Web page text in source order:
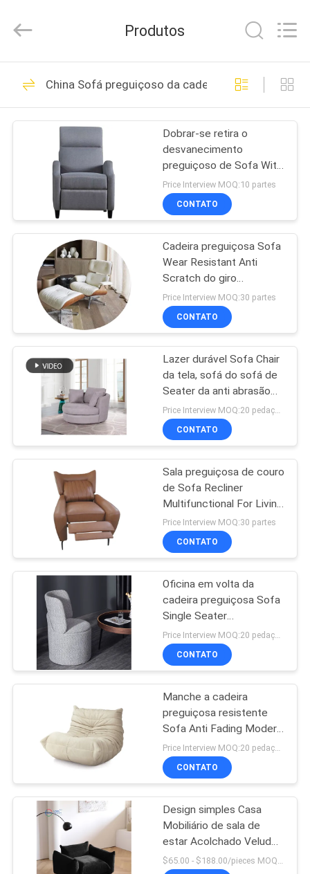
CASA
PRODUTOS
VÍDEOS
SOBRE
NÓS
EXCURSÃO
FÁBRICA
CONTROLE
QUALIDADE
CONTATO
NOTÍCIA
CASOS
PEÇA
UMAS
CITAÇÕES
POLÍTICA
PRIVACIDADE
Furniture
Limited.
Reserved.
Sofás da mobília da
casa
108
Dobradura Sofa Bed
270
Sofá elétrico do
Recliner
28
Sofá de canto
luxuoso
69
Sofá secional
modular
53
Sofá de couro
Produtos
China Sofá preguiçoso da cadeira
Dobrar-se retira o
desvanecimento
preguiçoso de Sofa With
Storage Multiscene Anti
da cadeira
Price Interview MOQ:10 partes
CONTATO
Cadeira preguiçosa Sofa
Wear Resistant Anti
Scratch do giro
respirável
Price Interview MOQ:30 partes
CONTATO
Lazer durável Sofa Chair
da tela, sofá do sofá de
Seater da anti abrasão
único
CONTATO
Sala preguiçosa de couro
de Sofa Recliner
Multifunctional For Living
da cadeira do plutônio
Price Interview MOQ:30 partes
CONTATO
Oficina em volta da
cadeira preguiçosa Sofa
Single Seater
Multipurpose Durable
Price Interview MOQ:20 pedaços
CONTATO
Manche a cadeira
preguiçosa resistente
Sofa Anti Fading Modern
Style para o quarto
CONTATO
Design simples Casa
Mobiliário de sala de
estar Acolchado Veludo
Sofá Moderno